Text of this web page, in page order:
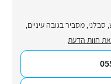
מסביר בגובה עיניים,
חוות הדעת